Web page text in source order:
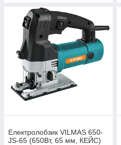
Електролобзик VILMAS 650-
JS-65 (650Вт, 65 мм, КЕЙС)